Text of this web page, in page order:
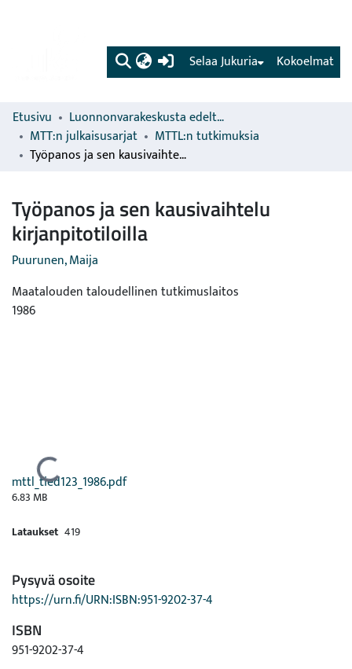
(current) Kokoelmat
Selaa Jukuria
Etusivu
Luonnonvarakeskusta edeltävien organisaatioiden sarjat
MTT:n julkaisusarjat
MTTL:n tutkimuksia
Työpanos ja sen kausivaihtelu kirjanpitotiloilla
Työpanos ja sen kausivaihtelu
kirjanpitotiloilla
Puurunen, Maija
Maatalouden taloudellinen tutkimuslaitos
1986
Ladataan...
mttl_tied123_1986.pdf
6.83 MB
Lataukset 419
Pysyvä osoite
https://urn.fi/URN:ISBN:951-9202-37-4
ISBN
951-9202-37-4